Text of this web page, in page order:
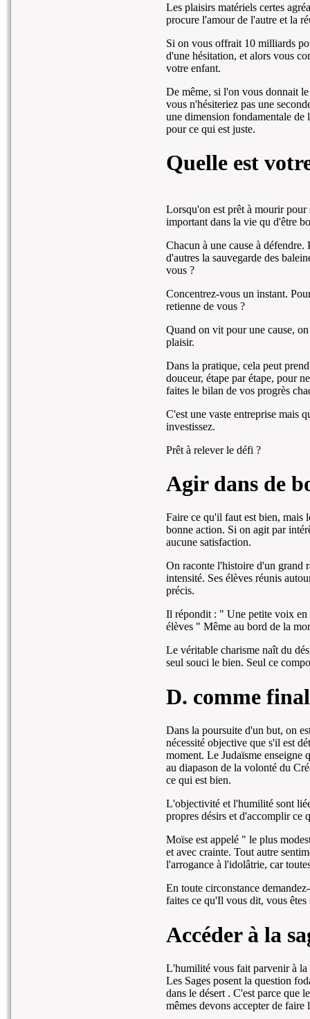
Les plaisirs matériels certes
procure l'amour de l'autre et la
Si on vous offrait 10 milliards
d'une hésitation, et alors vous
votre enfant.
De même, si l'on vous donnait
vous n'hésiteriez pas une
une dimension fondamentale de
pour ce qui est juste.
Quelle est
Lorsqu'on est prêt à mourir pour
important dans la vie qu d'être
Chacun à une cause à
d'autres la sauvegarde des
vous ?
Concentrez-vous un instant.
retienne de vous ?
Quand on vit pour une cause,
plaisir.
Dans la pratique, cela peut
douceur, étape par étape, pour
faites le bilan de vos progrès
C'est une vaste entreprise mais
investissez.
Prêt à relever le défi ?
Agir dans de
Faire ce qu'il faut est bien, mais
bonne action. Si on agit par
aucune satisfaction.
On raconte l'histoire d'un grand
intensité. Ses élèves réunis
précis.
Il répondit : " Une petite voix en
élèves " Même au bord de la
Le véritable charisme naît du
seul souci le bien. Seul ce
D. comme
Dans la poursuite d'un but, on
nécessité objective que s'il est
moment. Le Judaïsme enseigne
au diapason de la volonté du
ce qui est bien.
L'objectivité et l'humilité sont
propres désirs et d'accomplir ce
Moïse est appelé " le plus
et avec crainte. Tout autre
l'arrogance à l'idolâtrie, car
En toute circonstance
faites ce qu'Il vous dit, vous êtes
Accéder à la
L'humilité vous fait parvenir à la
Les Sages posent la question
dans le désert . C'est parce que
mêmes devons accepter de faire